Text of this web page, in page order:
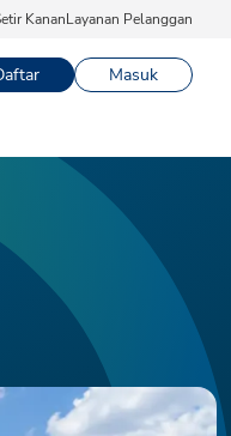
KananLayanan Pelanggan
Masuk